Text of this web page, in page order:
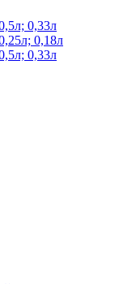
0,33л
0,18л
0,33л